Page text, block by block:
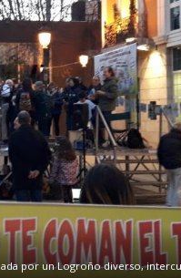
por un Logroño diverso,